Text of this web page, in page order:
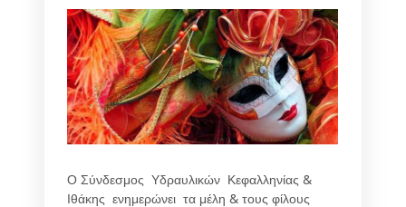
Ο Σύνδεσμος Υδραυλικών Κεφαλληνίας &
Ιθάκης ενημερώνει τα μέλη & τους φίλους